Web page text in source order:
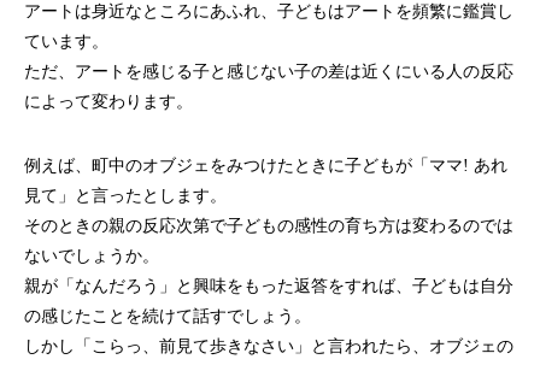
アートは身近なところにあふれ、子どもはアートを頻繁に鑑賞し
ています。
ただ、アートを感じる子と感じない子の差は近くにいる人の反応
によって変わります。
例えば、町中のオブジェをみつけたときに子どもが「ママ! あれ
見て」と言ったとします。
そのときの親の反応次第で子どもの感性の育ち方は変わるのでは
ないでしょうか。
親が「なんだろう」と興味をもった返答をすれば、子どもは自分
の感じたことを続けて話すでしょう。
しかし「こらっ、前見て歩きなさい」と言われたら、オブジェの